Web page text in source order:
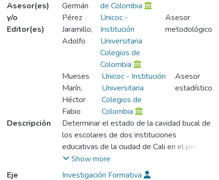
Asesor(es)
y/o
Editor(es)
Germán
de Colombia
Pérez
Jaramillo,
Adolfo
Unicoc -
Institución
Universitaria
Colegios de
Colombia
Asesor
metodológico
Mueses
Marín,
Héctor
Fabio
Unicoc - Institución
Universitaria
Colegios de
Colombia
Asesor
estadístico
Descripción
Determinar el estado de la cavidad bucal de
los escolares de dos instituciones
educativas de la ciudad de Cali en el periodo
II-2007, pertenecientes a un estrato
socioeconómico bajo. investigación de tipo
Show more
Eje
Investigación Formativa